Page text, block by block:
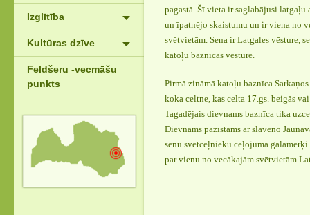
Izglītība
Kultūras dzīve
Feldšeru -vecmāšu
punkts
pagastā. Šī vieta ir saglabājusi latgaļu
un īpatnējo skaistumu un ir viena no
svētvietām. Sena ir Latgales vēsture,
katoļu baznīcas vēsture.
Pirmā zināmā katoļu baznīca
koka celtne, kas celta 17.gs. beigās
Tagadējais dievnams baznīca tika
Dievnams pazīstams ar slaveno
senu svētceļnieku ceļojuma
par vienu no vecākajām svētvietām